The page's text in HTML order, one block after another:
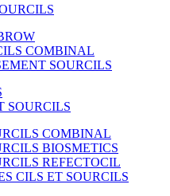
COMBINAL
SOURCILS
SOURCILS
COMBINAL
BIOSMETICS
REFECTOCIL
CILS ET SOURCILS